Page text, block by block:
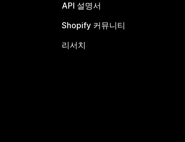
API 설명서
Shopify 커뮤니티
리서치